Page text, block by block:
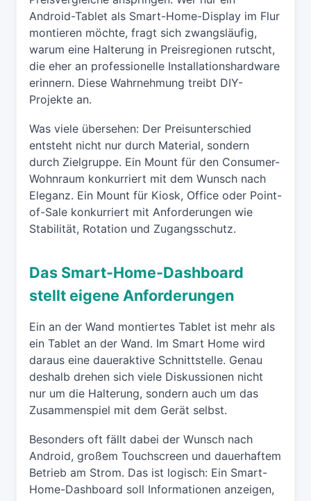
Android-Tablet als Smart-Home-Display im Flur
montieren möchte, fragt sich zwangsläufig,
warum eine Halterung in Preisregionen rutscht,
die eher an professionelle Installationshardware
erinnern. Diese Wahrnehmung treibt DIY-
Projekte an.
Was viele übersehen: Der Preisunterschied
entsteht nicht nur durch Material, sondern
durch Zielgruppe. Ein Mount für den Consumer-
Wohnraum konkurriert mit dem Wunsch nach
Eleganz. Ein Mount für Kiosk, Office oder Point-
of-Sale konkurriert mit Anforderungen wie
Stabilität, Rotation und Zugangsschutz.
Das Smart-Home-Dashboard
stellt eigene Anforderungen
Ein an der Wand montiertes Tablet ist mehr als
ein Tablet an der Wand. Im Smart Home wird
daraus eine daueraktive Schnittstelle. Genau
deshalb drehen sich viele Diskussionen nicht
nur um die Halterung, sondern auch um das
Zusammenspiel mit dem Gerät selbst.
Besonders oft fällt dabei der Wunsch nach
Android, großem Touchscreen und dauerhaftem
Betrieb am Strom. Das ist logisch: Ein Smart-
Home-Dashboard soll Informationen anzeigen,